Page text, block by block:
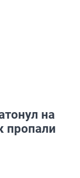
на
пропали